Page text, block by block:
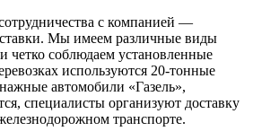
с компанией —
Мы имеем различные виды
четко соблюдаем установленные
используются 20-тонные
автомобили «Газель»,
специалисты организуют доставку
транспорте.